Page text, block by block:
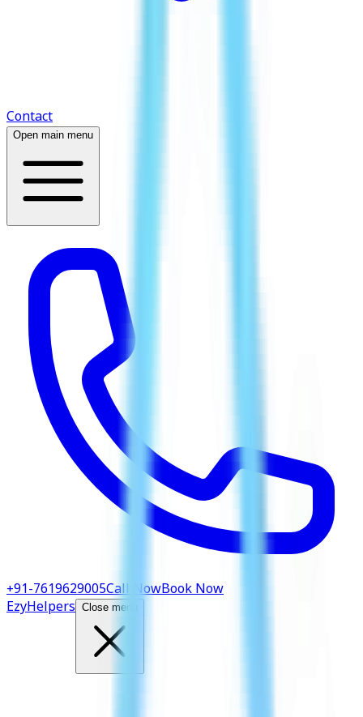
Contact
Open main menu
+91-7619629005Call NowBook Now
EzyHelpers Close menu